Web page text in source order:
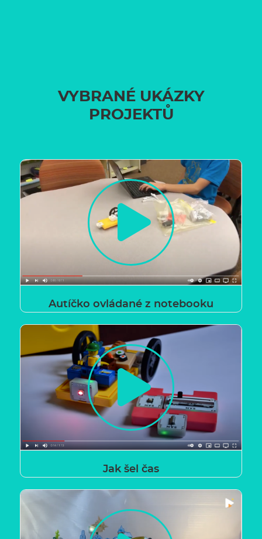
VYBRANÉ UKÁZKY
PROJEKTŮ
Autíčko ovládané z notebooku
Jak šel čas